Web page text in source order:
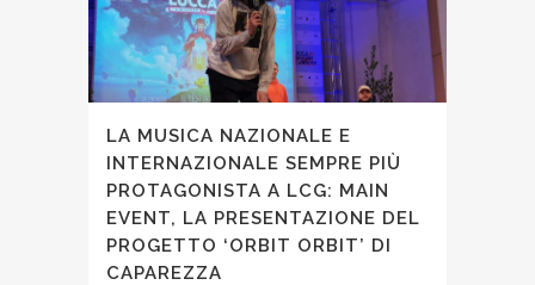
LA MUSICA NAZIONALE E
INTERNAZIONALE SEMPRE PIÙ
PROTAGONISTA A LCG: MAIN
EVENT, LA PRESENTAZIONE DEL
PROGETTO ‘ORBIT ORBIT’ DI
CAPAREZZA